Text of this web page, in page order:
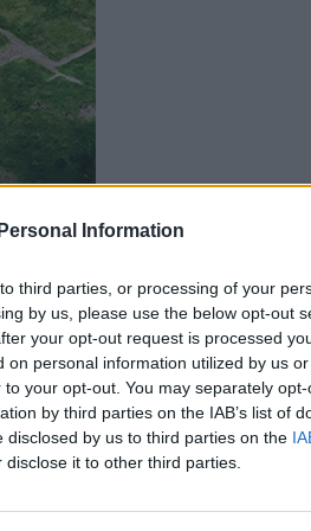
Information
third parties, or processing of your
by us, please use the below opt-out
your opt-out request is processed
personal information utilized by us
your opt-out. You may separately
by third parties on the IAB’s list of
by us to third parties on the
it to other third parties.
το Βέλγιο μάλλον το
ευρώ
Fire Age. Ο 15χρόνος
εξωφρενικό
παραμένει το τι
15χρόνου ανέφερε
αγοράσει και να
της και όπως